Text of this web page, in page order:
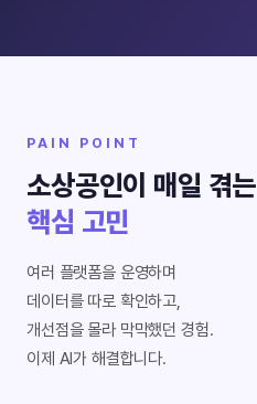
PAIN POINT
소상공인이 매일 겪는
핵심 고민
여러 플랫폼을 운영하며
데이터를 따로 확인하고,
개선점을 몰라 막막했던 경험.
이제 AI가 해결합니다.